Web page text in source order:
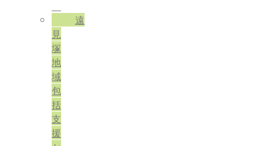
遠
見
塚
地
域
包
括
支
援